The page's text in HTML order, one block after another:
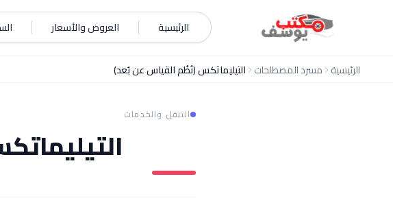
الرئيسية العروض والأسعار
الرئيسية مسرد المصطلحات التيليماتكس (نُظُم القياس عن بُعد)
التنقل والخدمات